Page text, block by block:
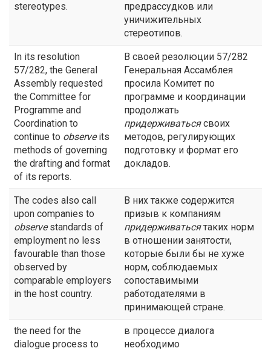
stereotypes.
предрассудков или
уничижительных
стереотипов.
In its resolution
57/282, the General
Assembly requested
the Committee for
Programme and
Coordination to
continue to observeits
methods of governing
the drafting and format
of its reports.
В своей резолюции 57/282
Генеральная Ассамблея
просила Комитет по
программе и координации
продолжать
придерживатьсясвоих
методов, регулирующих
подготовку и формат его
докладов.
The codes also call
upon companies to
observestandards of
employment no less
favourable than those
observed by
comparable employers
in the host country.
В них также содержится
призыв к компаниям
придерживатьсятаких норм
в отношении занятости,
которые были бы не хуже
норм, соблюдаемых
сопоставимыми
работодателями в
принимающей стране.
the need for the
dialogue process to
в процессе диалога
необходимо